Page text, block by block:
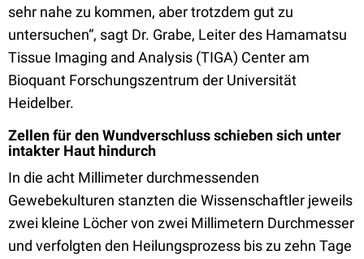
sehr nahe zu kommen, aber trotzdem gut zu
untersuchen“, sagt Dr. Grabe, Leiter des Hamamatsu
Tissue Imaging and Analysis (TIGA) Center am
Bioquant Forschungszentrum der Universität
Heidelber.
Zellen für den Wundverschluss schieben sich unter
intakter Haut hindurch
In die acht Millimeter durchmessenden
Gewebekulturen stanzten die Wissenschaftler jeweils
zwei kleine Löcher von zwei Millimetern Durchmesser
und verfolgten den Heilungsprozess bis zu zehn Tage